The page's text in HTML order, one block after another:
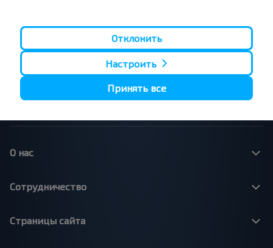
Полоцк - Рига
Минск - Вильнюс
Минск - Москва
Москва - Барановичи
Брест - Люблин
Брест - Варшава
О нас
Сотрудничество
Страницы сайта
Отклонить
Настроить
Принять все